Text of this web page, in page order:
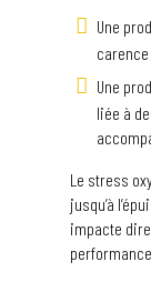
Une
carence
Une
liée à
Le stress
jusqu’à
impacte